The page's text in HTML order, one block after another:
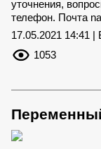
уточнения,
телефон. Почта
17.05.2021 14:41 |
1053